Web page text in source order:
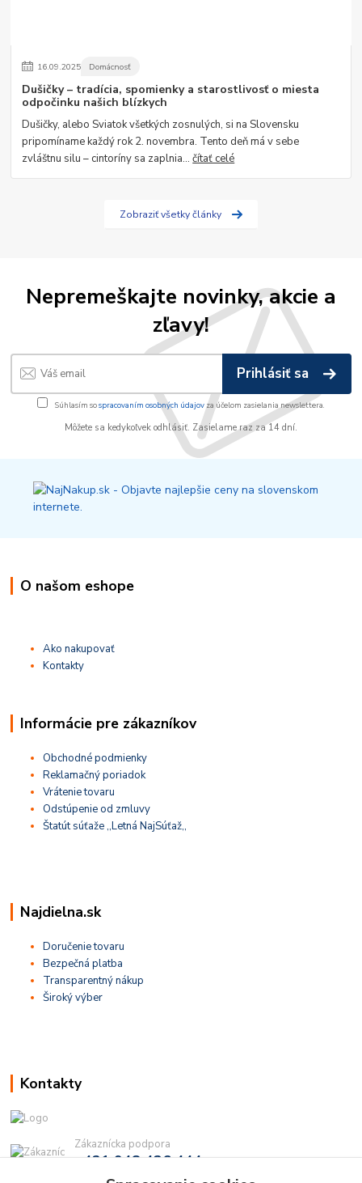
16.09.2025 Domácnosť
Dušičky – tradícia, spomienky a starostlivosť o miesta
odpočinku našich blízkych
Dušičky, alebo Sviatok všetkých zosnulých, si na Slovensku
pripomíname každý rok 2. novembra. Tento deň má v sebe
zvláštnu silu – cintoríny sa zaplnia...čítať celé
Zobraziť všetky články
Nepremeškajte novinky, akcie a
zľavy!
Prihlásiť sa
Súhlasím sospracovaním osobných údajov za účelom zasielania newslettera.
Môžete sa kedykoľvek odhlásiť. Zasielame raz za 14 dní.
O našom eshope
Ako nakupovať
Kontakty
Informácie pre zákazníkov
Obchodné podmienky
Reklamačný poriadok
Vrátenie tovaru
Odstúpenie od zmluvy
Štatút súťaže ,,Letná NajSúťaž,,
Najdielna.sk
Doručenie tovaru
Bezpečná platba
Transparentný nákup
Široký výber
Kontakty
Zákaznícka podpora
+421 948 436 444
(Po-Pia, 9-16 hod.)